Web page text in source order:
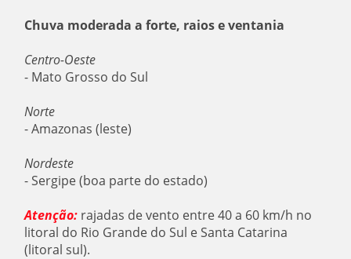
Chuva moderada a forte, raios e ventania
Centro-Oeste
- Mato Grosso do Sul
Norte
- Amazonas (leste)
Nordeste
- Sergipe (boa parte do estado)
Atenção: rajadas de vento entre 40 a 60 km/h no
litoral do Rio Grande do Sul e Santa Catarina
(litoral sul).